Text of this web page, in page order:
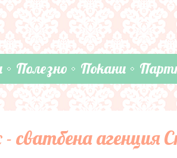
Полезно Покани
сватбена агенция